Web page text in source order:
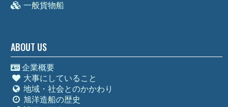
一般貨物船
ABOUT US
企業概要
大事にしていること
地域・社会とのかかわり
旭洋造船の歴史